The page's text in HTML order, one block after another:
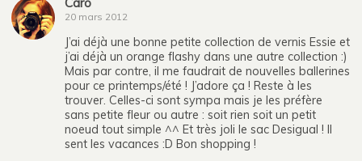
20 mars 2012
J’ai déjà une bonne petite collection de vernis Essie et
j’ai déjà un orange flashy dans une autre collection :)
Mais par contre, il me faudrait de nouvelles ballerines
pour ce printemps/été ! J’adore ça ! Reste à les
trouver. Celles-ci sont sympa mais je les préfère
sans petite fleur ou autre : soit rien soit un petit
noeud tout simple ^^ Et très joli le sac Desigual ! Il
sent les vacances :D Bon shopping !